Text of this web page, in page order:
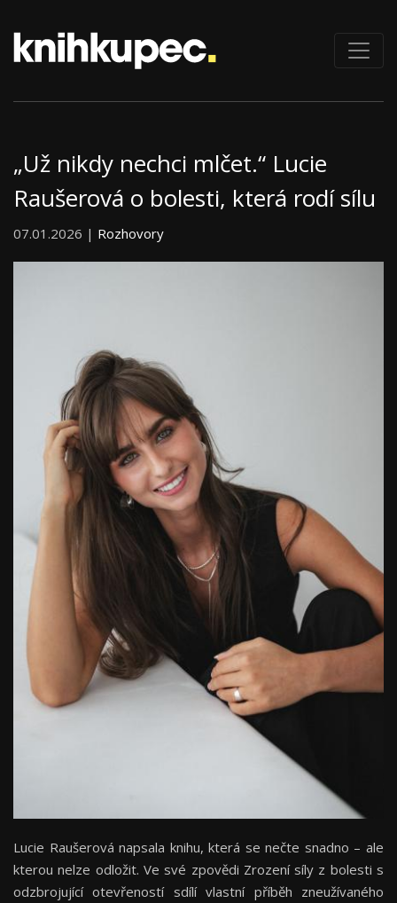
„Už nikdy nechci mlčet.“ Lucie
Raušerová o bolesti, která rodí sílu
07.01.2026 | Rozhovory
Lucie Raušerová napsala knihu, která se nečte snadno – ale
kterou nelze odložit. Ve své zpovědi Zrození síly z bolesti s
odzbrojující otevřeností sdílí vlastní příběh zneužívaného